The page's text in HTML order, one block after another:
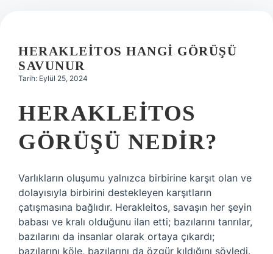
Hakkımızda
HERAKLEITOS HANGI GÖRÜŞÜ
SAVUNUR
Tarih: Eylül 25, 2024
HERAKLEITOS
GÖRÜŞÜ NEDIR?
Varlıkların oluşumu yalnızca birbirine karşıt olan ve
dolayısıyla birbirini destekleyen karşıtların
çatışmasına bağlıdır. Herakleitos, savaşın her şeyin
babası ve kralı olduğunu ilan etti; bazılarını tanrılar,
bazılarını da insanlar olarak ortaya çıkardı;
bazılarını köle, bazılarını da özgür kıldığını söyledi.